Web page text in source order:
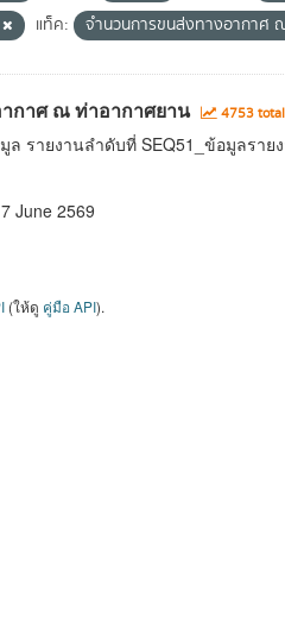
แท็ค: จำนวนการขนส่งทางอากาศ
กาศ ณ ท่าอากาศยาน 4753
ล รายงานลำดับที่ SEQ51_ข้อมูลร
June 2569
(ให้ดู คู่มือ API).